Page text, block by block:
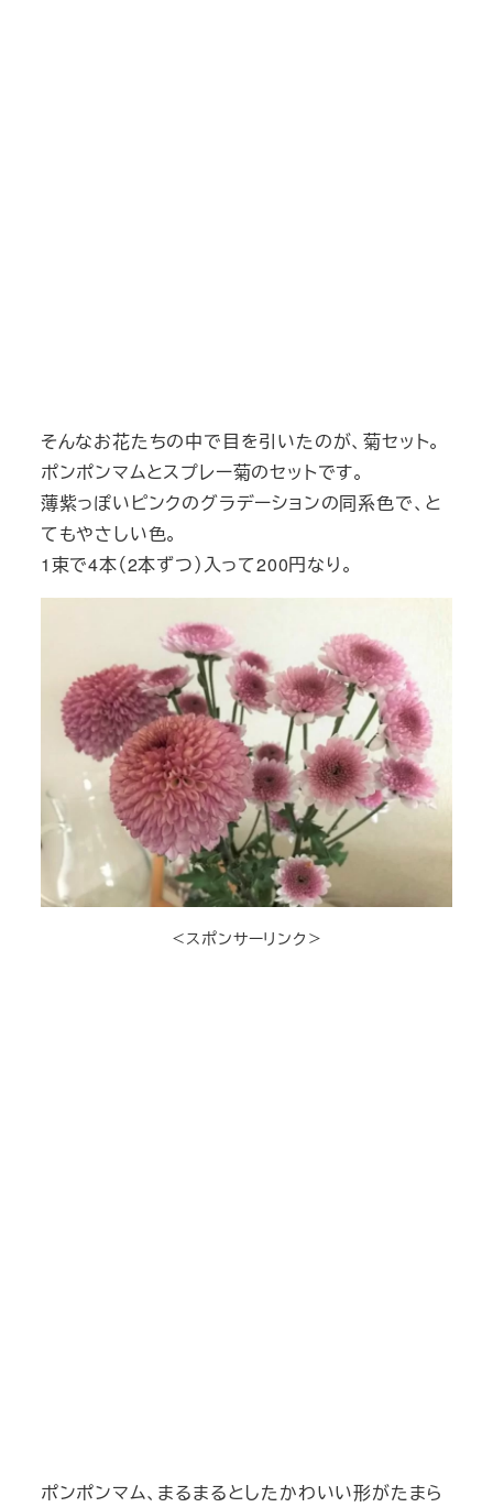
そんなお花たちの中で目を引いたのが、菊セット。
ポンポンマムとスプレー菊のセットです。
薄紫っぽいピンクのグラデーションの同系色で、と
てもやさしい色。
1束で4本（2本ずつ）入って200円なり。
＜スポンサーリンク＞
ポンポンマム、まるまるとしたかわいい形がたまら